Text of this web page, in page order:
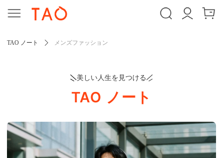
TAO ノート メンズファッション
美しい人生を見つける
TAO ノート